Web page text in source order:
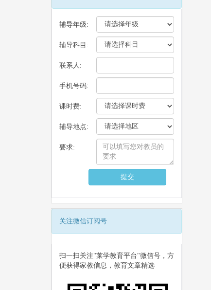
辅导年级:
辅导科目:
联系人:
手机号码:
课时费:
辅导地点:
要求:
关注微信订阅号
扫一扫关注"莱学教育平台"微信号，方
便获得家教信息，教育文章精选